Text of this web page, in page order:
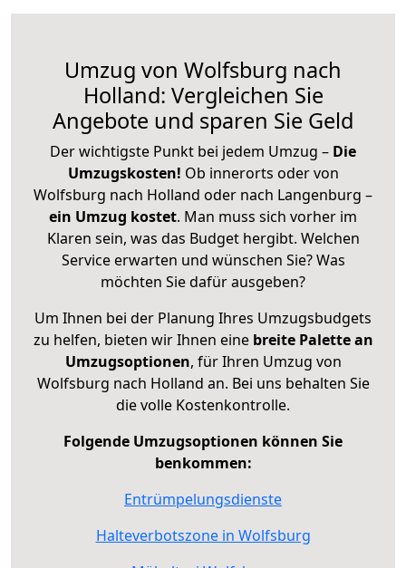
Umzug von Wolfsburg nach
Holland: Vergleichen Sie
Angebote und sparen Sie Geld
Der wichtigste Punkt bei jedem Umzug – Die
Umzugskosten! Ob innerorts oder von
Wolfsburg nach Holland oder nach Langenburg –
ein Umzug kostet. Man muss sich vorher im
Klaren sein, was das Budget hergibt. Welchen
Service erwarten und wünschen Sie? Was
möchten Sie dafür ausgeben?
Um Ihnen bei der Planung Ihres Umzugsbudgets
zu helfen, bieten wir Ihnen eine breite Palette an
Umzugsoptionen, für Ihren Umzug von
Wolfsburg nach Holland an. Bei uns behalten Sie
die volle Kostenkontrolle.
Folgende Umzugsoptionen können Sie
benkommen:
Entrümpelungsdienste
Halteverbotszone in Wolfsburg